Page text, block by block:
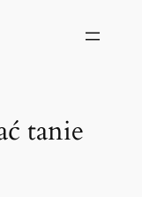
tanie